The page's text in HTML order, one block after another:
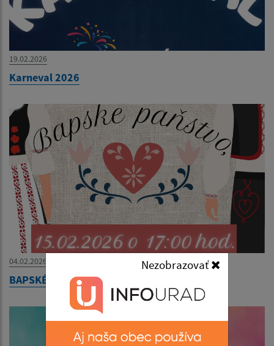
Nezobrazovať
19.02.2026
Karneval 2026
04.02.2026
BAPSKÉ PAŇSTVO - Sokoľské divadlo - So Lo